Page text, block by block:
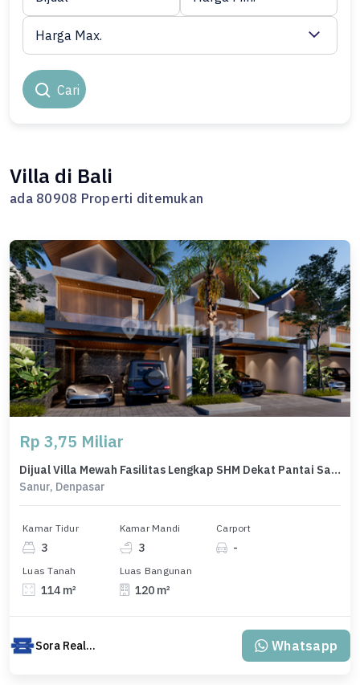
Cari
Harga Max.
Villa di Bali
ada 80908 Properti ditemukan
Rp 3,75 Miliar
Dijual Villa Mewah Fasilitas Lengkap SHM Dekat Pantai Sanur Bali
Sanur, Denpasar
Kamar Tidur
3
Kamar Mandi
3
Carport
-
Luas Tanah
114 m²
Luas Bangunan
120 m²
Sora Realty Bali Whatsapp